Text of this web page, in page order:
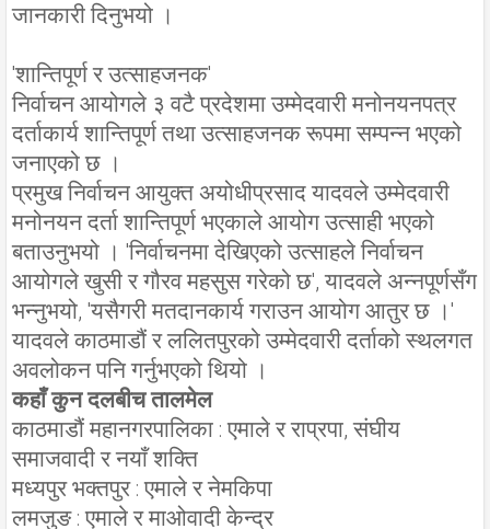
जानकारी दिनुभयो ।
'शान्तिपूर्ण र उत्साहजनक'
निर्वाचन आयोगले ३ वटै प्रदेशमा उम्मेदवारी मनोनयनपत्र
दर्ताकार्य शान्तिपूर्ण तथा उत्साहजनक रूपमा सम्पन्न भएको
जनाएको छ ।
प्रमुख निर्वाचन आयुक्त अयोधीप्रसाद यादवले उम्मेदवारी
मनोनयन दर्ता शान्तिपूर्ण भएकाले आयोग उत्साही भएको
बताउनुभयो । 'निर्वाचनमा देखिएको उत्साहले निर्वाचन
आयोगले खुसी र गौरव महसुस गरेको छ', यादवले अन्नपूर्णसँग
भन्नुभयो, 'यसैगरी मतदानकार्य गराउन आयोग आतुर छ ।'
यादवले काठमाडौं र ललितपुरको उम्मेदवारी दर्ताको स्थलगत
अवलोकन पनि गर्नुभएको थियो ।
कहाँ कुन दलबीच तालमेल
काठमाडौं महानगरपालिका : एमाले र राप्रपा, संघीय
समाजवादी र नयाँ शक्ति
मध्यपुर भक्तपुर : एमाले र नेमकिपा
लमजुङ : एमाले र माओवादी केन्द्र